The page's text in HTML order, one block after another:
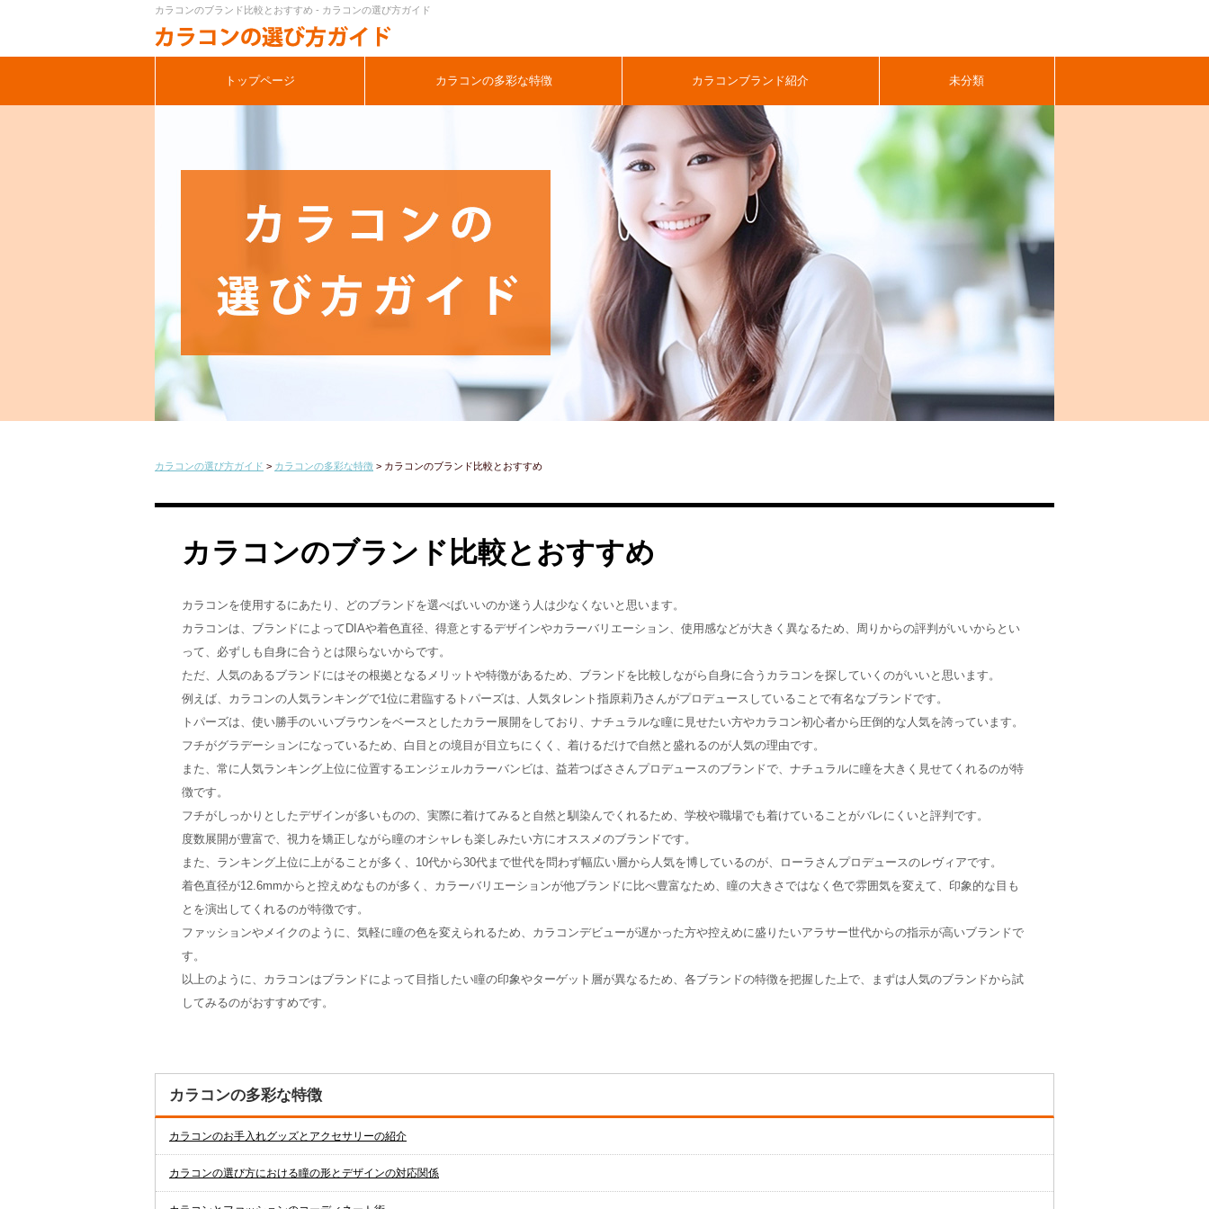
カラコンのブランド比較とおすすめ - カラコンの選び方ガイド
トップページ カラコンの多彩な特徴 カラコンブランド紹介 未分類
カラコンの選び方ガイド > カラコンの多彩な特徴 > カラコンのブランド比較とおすすめ
カラコンのブランド比較とおすすめ
カラコンを使用するにあたり、どのブランドを選べばいいのか迷う人は少なくないと思います。
カラコンは、ブランドによってDIAや着色直径、得意とするデザインやカラーバリエーション、使用感などが大きく異なるため、周りからの評判がいいからとい
って、必ずしも自身に合うとは限らないからです。
ただ、人気のあるブランドにはその根拠となるメリットや特徴があるため、ブランドを比較しながら自身に合うカラコンを探していくのがいいと思います。
例えば、カラコンの人気ランキングで1位に君臨するトパーズは、人気タレント指原莉乃さんがプロデュースしていることで有名なブランドです。
トパーズは、使い勝手のいいブラウンをベースとしたカラー展開をしており、ナチュラルな瞳に見せたい方やカラコン初心者から圧倒的な人気を誇っています。
フチがグラデーションになっているため、白目との境目が目立ちにくく、着けるだけで自然と盛れるのが人気の理由です。
また、常に人気ランキング上位に位置するエンジェルカラーバンビは、益若つばささんプロデュースのブランドで、ナチュラルに瞳を大きく見せてくれるのが特
徴です。
フチがしっかりとしたデザインが多いものの、実際に着けてみると自然と馴染んでくれるため、学校や職場でも着けていることがバレにくいと評判です。
度数展開が豊富で、視力を矯正しながら瞳のオシャレも楽しみたい方にオススメのブランドです。
また、ランキング上位に上がることが多く、10代から30代まで世代を問わず幅広い層から人気を博しているのが、ローラさんプロデュースのレヴィアです。
着色直径が12.6mmからと控えめなものが多く、カラーバリエーションが他ブランドに比べ豊富なため、瞳の大きさではなく色で雰囲気を変えて、印象的な目も
とを演出してくれるのが特徴です。
ファッションやメイクのように、気軽に瞳の色を変えられるため、カラコンデビューが遅かった方や控えめに盛りたいアラサー世代からの指示が高いブランドで
す。
以上のように、カラコンはブランドによって目指したい瞳の印象やターゲット層が異なるため、各ブランドの特徴を把握した上で、まずは人気のブランドから試
してみるのがおすすめです。
カラコンの多彩な特徴
カラコンのお手入れグッズとアクセサリーの紹介
カラコンの選び方における瞳の形とデザインの対応関係